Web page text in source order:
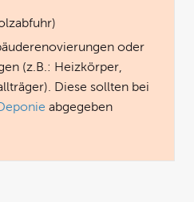
oder
(z.B.: Heizkörper,
Diese sollten bei
abgegeben